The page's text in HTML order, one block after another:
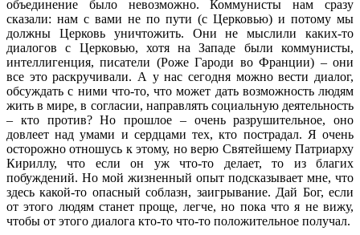
объединение было невозможно. Коммунисты нам сразу
сказали: нам с вами не по пути (с Церковью) и потому мы
должны Церковь уничтожить. Они не мыслили каких-то
диалогов с Церковью, хотя на Западе были коммунисты,
интеллигенция, писатели (Роже Гароди во Франции) – они
все это раскручивали. А у нас сегодня можно вести диалог,
обсуждать с ними что-то, что может дать возможность людям
жить в мире, в согласии, направлять социальную деятельность
– кто против? Но прошлое – очень разрушительное, оно
довлеет над умами и сердцами тех, кто пострадал. Я очень
осторожно отношусь к этому, но верю Святейшему Патриарху
Кириллу, что если он уж что-то делает, то из благих
побуждений. Но мой жизненный опыт подсказывает мне, что
здесь какой-то опасный соблазн, заигрывание. Дай Бог, если
от этого людям станет проще, легче, но пока что я не вижу,
чтобы от этого диалога кто-то что-то положительное получал.